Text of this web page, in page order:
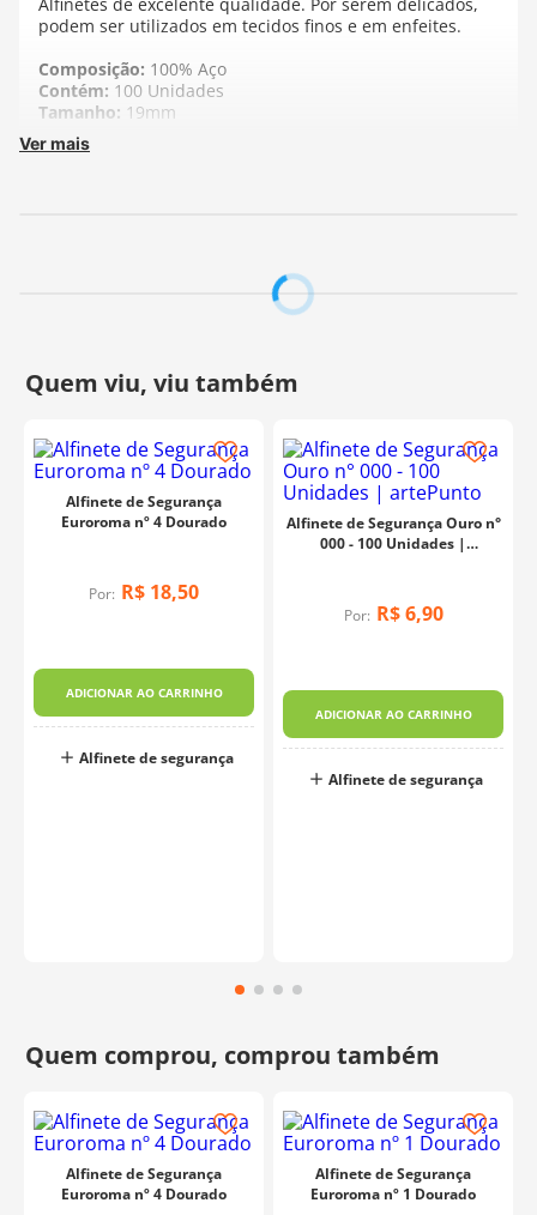
podem ser utilizados em tecidos finos e em enfeites.
Composição: 100% Aço
Contém: 100 Unidades
Tamanho: 19mm
Fabricante:
Ver mais
Alfinete de Segurança
Euroroma nº 4 Dourado
Por: R$ 18,50
ADICIONAR AO CARRINHO
Alfinete de segurança
Alfinete de Segurança Ouro n°
000 - 100 Unidades |
Por: R$ 6,90
ADICIONAR AO CARRINHO
Alfinete de segurança
Alfinete de Segurança
Euroroma nº 4 Dourado
Alfinete de Segurança
Euroroma nº 1 Dourado